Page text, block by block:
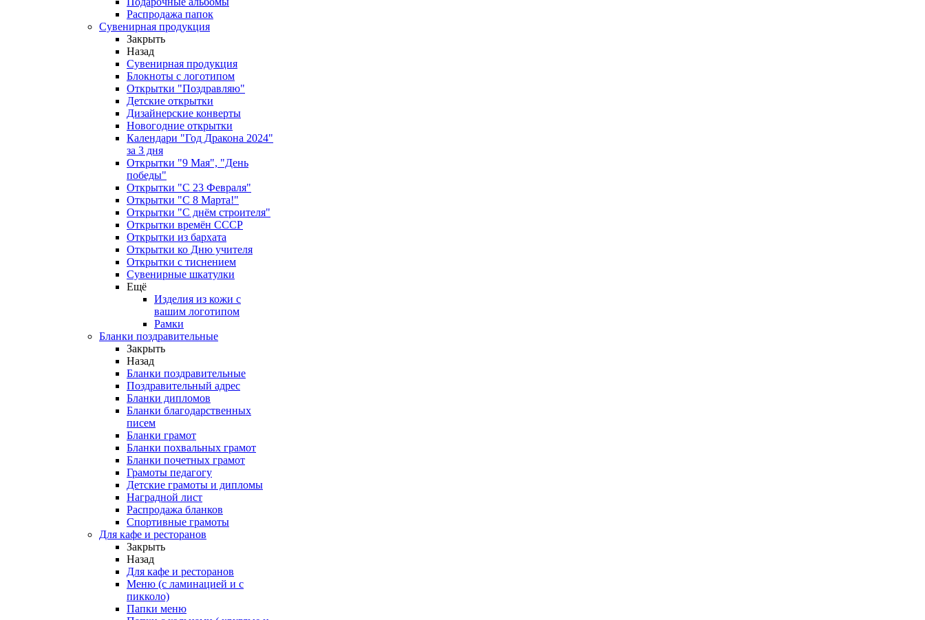
Распродажа папок
Сувенирная продукция
Закрыть
Назад
Сувенирная продукция
Блокноты с логотипом
Открытки "Поздравляю"
Детские открытки
Дизайнерские конверты
Новогодние открытки
Календари "Год Дракона 2024"
за 3 дня
Открытки "9 Мая", "День
победы"
Открытки "С 23 Февраля"
Открытки "С 8 Марта!"
Открытки "С днём строителя"
Открытки времён СССР
Открытки из бархата
Открытки ко Дню учителя
Открытки с тиснением
Сувенирные шкатулки
Ещё
Изделия из кожи с
вашим логотипом
Рамки
Бланки поздравительные
Закрыть
Назад
Бланки поздравительные
Поздравительный адрес
Бланки дипломов
Бланки благодарственных
писем
Бланки грамот
Бланки похвальных грамот
Бланки почетных грамот
Грамоты педагогу
Детские грамоты и дипломы
Наградной лист
Распродажа бланков
Спортивные грамоты
Для кафе и ресторанов
Закрыть
Назад
Для кафе и ресторанов
Меню (с ламинацией и с
пикколо)
Папки меню